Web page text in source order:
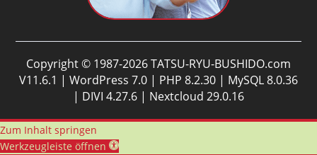
Copyright © 1987-2026 TATSU-RYU-BUSHIDO.com
V11.6.1 | WordPress 7.0 | PHP 8.2.30 | MySQL 8.0.36
| DIVI 4.27.6 | Nextcloud 29.0.16
Zum Inhalt springen
Werkzeugleiste öffnen